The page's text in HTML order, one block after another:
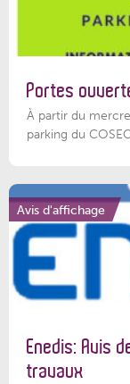
Portes
À partir du
parking du
Avis d'affichage
Enedis: Avis
travaux